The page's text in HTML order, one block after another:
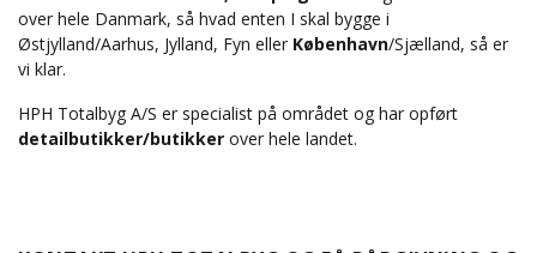
over hele Danmark, så hvad enten I skal bygge i
Østjylland/Aarhus, Jylland, Fyn eller København/Sjælland, så er
vi klar.
HPH Totalbyg A/S er specialist på området og har opført
detailbutikker/butikker over hele landet.